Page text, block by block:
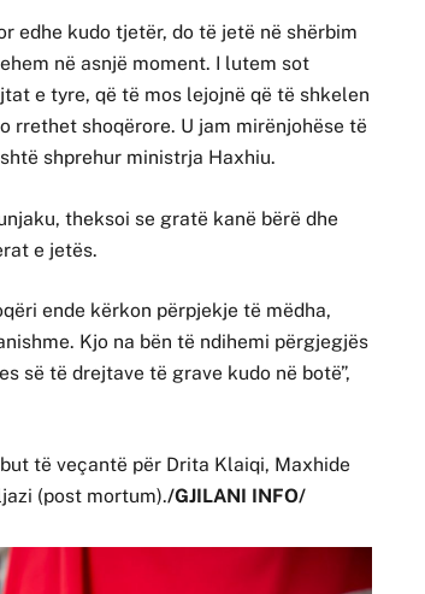
edhe kudo tjetër, do të jetë në shërbim
në asnjë moment. I lutem sot
e tyre, që të mos lejojnë që të shkelen
rrethet shoqërore. U jam mirënjohëse të
shprehur ministrja Haxhiu.
theksoi se gratë kanë bërë dhe
e jetës.
ende kërkon përpjekje të mëdha,
Kjo na bën të ndihemi përgjegjës
së të drejtave të grave kudo në botë”,
të veçantë për Drita Klaiqi, Maxhide
(post mortum)./GJILANI INFO/